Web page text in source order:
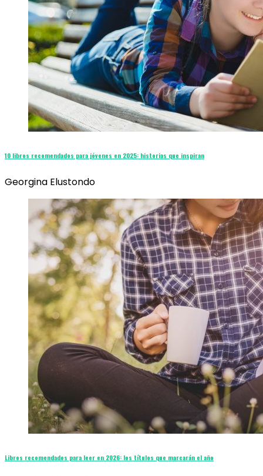
10 libros recomendados para jóvenes en 2025: historias que inspiran
Georgina Elustondo
Libros recomendados para leer en 2026: los títulos que marcarán el año